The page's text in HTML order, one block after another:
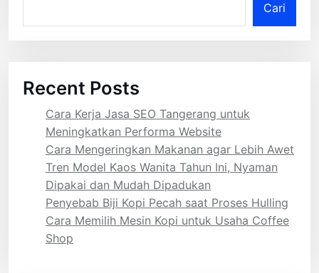
Cari
Recent Posts
Cara Kerja Jasa SEO Tangerang untuk
Meningkatkan Performa Website
Cara Mengeringkan Makanan agar Lebih Awet
Tren Model Kaos Wanita Tahun Ini, Nyaman
Dipakai dan Mudah Dipadukan
Penyebab Biji Kopi Pecah saat Proses Hulling
Cara Memilih Mesin Kopi untuk Usaha Coffee
Shop